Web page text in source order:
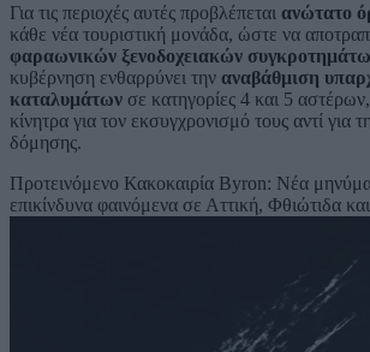
Για τις περιοχές αυτές προβλέπεται ανώτατο
κάθε νέα τουριστική μονάδα, ώστε να
φαραωνικών ξενοδοχειακών
κυβέρνηση ενθαρρύνει την αναβάθμιση
καταλυμάτων σε κατηγορίες 4 και 5
κίνητρα για τον εκσυγχρονισμό τους αντί για
δόμησης.
Προτεινόμενο Κακοκαιρία Byron: Νέα
επικίνδυνα φαινόμενα σε Αττική, Φθιώτιδα